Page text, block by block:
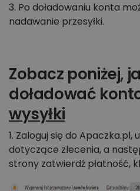
3. Po doładowaniu konta
nadawanie przesyłki.
Zobacz poniżej,
doładować
wysyłki
1. Zaloguj się do Apaczka.pl,
dotyczące zlecenia, a
strony zatwierdź płatność,